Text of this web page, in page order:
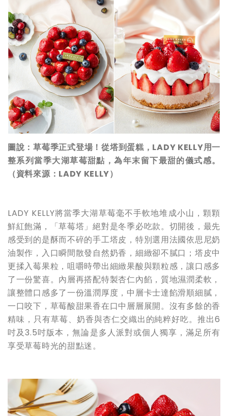
圖說：草莓季正式登場！從塔到蛋糕，LADY KELLY用一
整系列當季大湖草莓甜點，為年末留下最甜的儀式感。
（資料來源：LADY KELLY）
LADY KELLY將當季大湖草莓毫不手軟地堆成小山，顆顆
鮮紅飽滿，「草莓塔」絕對是冬季必吃款。切開後，最先
感受到的是酥而不碎的手工塔皮，特別選用法國依思尼奶
油製作，入口瞬間散發自然奶香，細緻卻不膩口；塔皮中
更揉入莓果粒，咀嚼時帶出細緻果酸與顆粒感，讓口感多
了一份驚喜。內層再搭配特製杏仁內餡，質地濕潤柔軟，
讓整體口感多了一份溫潤厚度，中層卡士達餡滑順細膩，
一口咬下，草莓酸甜果香在口中層層展開。沒有多餘的香
精味，只有草莓、奶香與杏仁交織出的純粹好吃。推出6
吋及3.5吋版本，無論是多人派對或個人獨享，滿足所有
享受草莓時光的甜點迷。